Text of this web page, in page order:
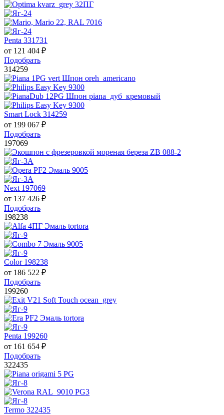
Penta 331731
от 121 404 ₽
Подобрать
314259
Smart Lock 314259
от 199 067 ₽
Подобрать
197069
Next 197069
от 137 426 ₽
Подобрать
198238
Color 198238
от 186 522 ₽
Подобрать
199260
Penta 199260
от 161 654 ₽
Подобрать
322435
Termo 322435